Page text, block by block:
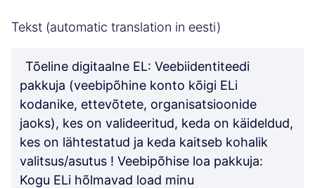
Tekst (automatic translation in eesti)
Tõeline digitaalne EL: Veebiidentiteedi
pakkuja (veebipõhine konto kõigi ELi
kodanike, ettevõtete, organisatsioonide
jaoks), kes on valideeritud, keda on käideldud,
kes on lähtestatud ja keda kaitseb kohalik
valitsus/asutus ! Veebipõhise loa pakkuja:
Kogu ELi hõlmavad load minu